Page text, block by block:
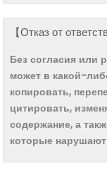
【Отказ от
Без согласия или
может в какой-
копировать,
цитировать,
содержание, а
которые нарушают